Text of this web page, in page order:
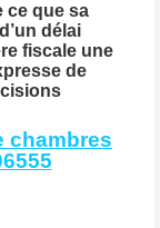
ce que sa
délai
fiscale une
de
chambres